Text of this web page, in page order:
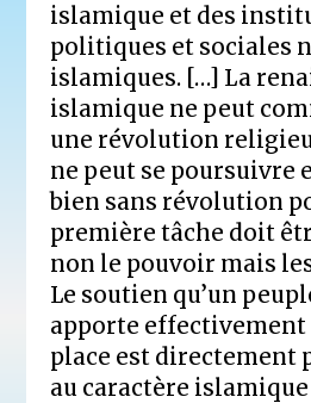
islamique et des
politiques et sociales
islamiques. […] La
islamique ne peut
une révolution
ne peut se poursuivre
bien sans révolution
première tâche doit
non le pouvoir mais
Le soutien qu’un
apporte effectivement
place est directement
au caractère